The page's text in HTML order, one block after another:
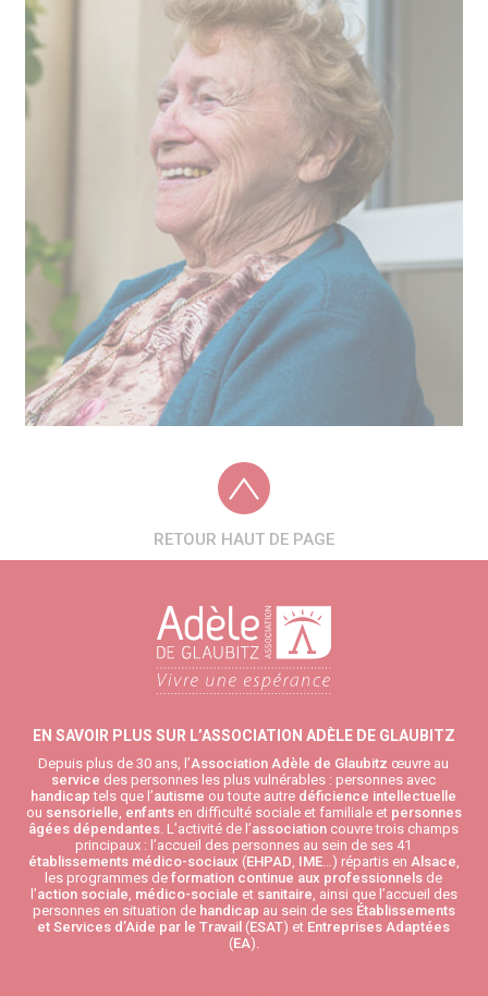
RETOUR HAUT DE PAGE
EN SAVOIR PLUS SUR L’ASSOCIATION ADÈLE DE GLAUBITZ
Depuis plus de 30 ans, l’Association Adèle de Glaubitz œuvre au
service des personnes les plus vulnérables : personnes avec
handicap tels que l’autisme ou toute autre déficience intellectuelle
ou sensorielle enfants en difficulté sociale et familiale et personnes
âgées dépendantes . L’activité de l’association couvre trois champs
principaux : l’accueil des personnes au sein de ses 41
établissements médico-sociaux (EHPAD IME …) répartis en Alsace
les programmes deformation continue aux professionnels de
l’action sociale médico-sociale et sanitaire , ainsi que l’accueil des
personnes en situation de handicap au sein de ses Établissements
et Services d’Aide par le Travail (ESAT) et Entreprises Adaptées
(EA).